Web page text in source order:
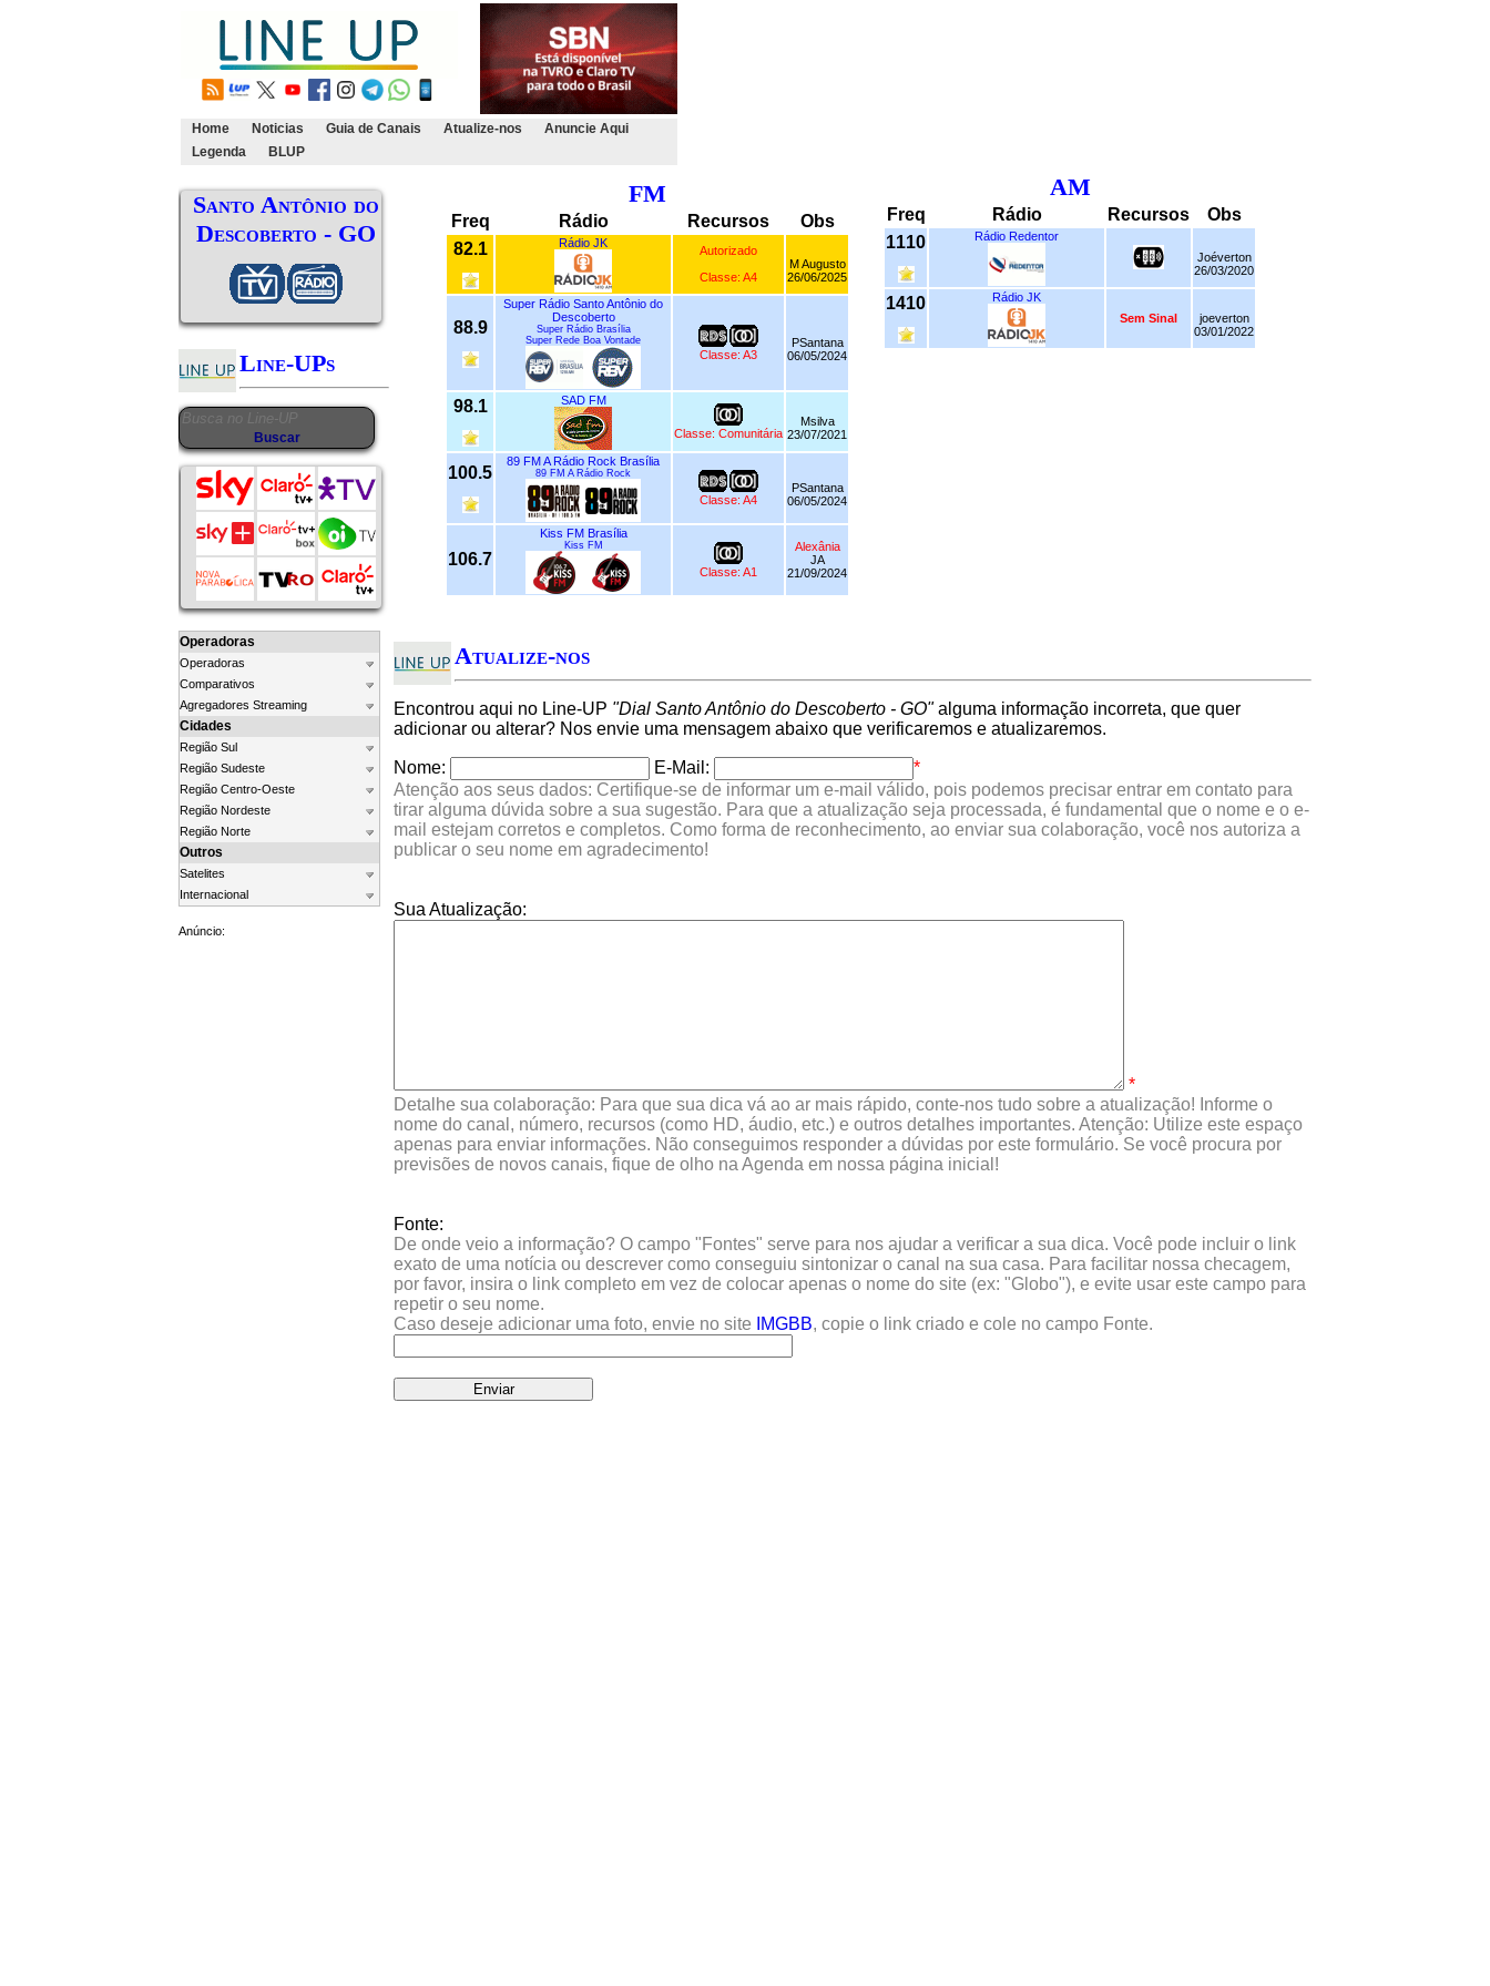
Home Noticias Guia de Canais Atualize-nos
Anuncie Aqui
Legenda
BLUP
Santo Antônio do
Descoberto - GO
Line-UPs
Operadoras
Operadoras
Comparativos
Agregadores Streaming
Cidades
Região Sul
Região Sudeste
Região Centro-Oeste
Região Nordeste
Região Norte
Outros
Satelites
Internacional
Anúncio:
FM
Freq Rádio Recursos
Obs
82.1
Rádio JK
Autorizado
Classe: A4
M Augusto
26/06/2025
88.9
Super Rádio Santo Antônio do
Descoberto
Super Rádio Brasília
Super Rede Boa Vontade
Classe: A3
PSantana
06/05/2024
98.1 SAD FM
Classe: Comunitária
Msilva
23/07/2021
100.5
89 FM A Rádio Rock Brasília
89 FM A Rádio Rock
Classe: A4
PSantana
06/05/2024
106.7
Kiss FM Brasília
Kiss FM
Classe: A1
Alexânia
JA
21/09/2024
AM
Freq Rádio Recursos
Obs
1110
Rádio Redentor
Joéverton
26/03/2020
1410
Rádio JK
Sem Sinal
joeverton
03/01/2022
Atualize-nos
Encontrou aqui no Line-UP "Dial Santo Antônio do Descoberto - GO"alguma informação incorreta, que quer
adicionar ou alterar? Nos envie uma mensagem abaixo que verificaremos e atualizaremos.
Nome: E-Mail:
*
Atenção aos seus dados: Certifique-se de informar um e-mail válido, pois podemos precisar entrar em contato para
tirar alguma dúvida sobre a sua sugestão. Para que a atualização seja processada, é fundamental que o nome e o e-
mail estejam corretos e completos. Como forma de reconhecimento, ao enviar sua colaboração, você nos autoriza a
publicar o seu nome em agradecimento!
Sua Atualização:
*
Detalhe sua colaboração: Para que sua dica vá ao ar mais rápido, conte-nos tudo sobre a atualização! Informe o
nome do canal, número, recursos (como HD, áudio, etc.) e outros detalhes importantes. Atenção: Utilize este espaço
apenas para enviar informações. Não conseguimos responder a dúvidas por este formulário. Se você procura por
previsões de novos canais, fique de olho na Agenda em nossa página inicial!
Fonte:
De onde veio a informação? O campo "Fontes" serve para nos ajudar a verificar a sua dica. Você pode incluir o link
exato de uma notícia ou descrever como conseguiu sintonizar o canal na sua casa. Para facilitar nossa checagem,
por favor, insira o link completo em vez de colocar apenas o nome do site (ex: "Globo"), e evite usar este campo para
repetir o seu nome.
Caso deseje adicionar uma foto, envie no site
IMGBB, copie o link criado e cole no campo Fonte.